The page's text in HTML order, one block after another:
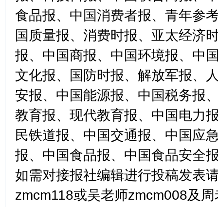
食品报、中国消费者报、青年参
国质量报、消费时报、亚太经济
报、中国商报、中国环境报、中
文化报、国防时报、解放军报、
安报、中国能源报、中国税务报
教育报、现代教育报、中国电力
民铁道报、中国交通报、中国应
报、中国食品报、中国食品安全
如需对接报社编辑进行投稿发表
zmcm118或吴老师zmcm008及